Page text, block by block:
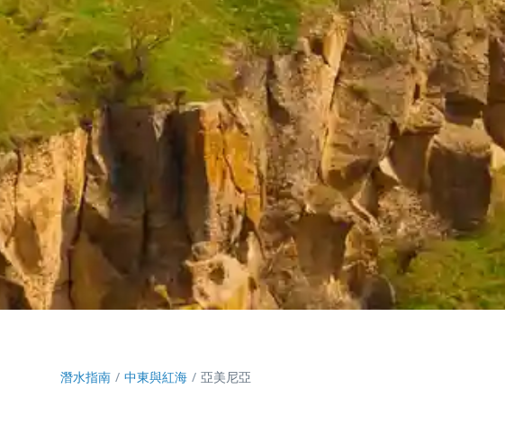
潛水指南 中東與紅海 亞美尼亞